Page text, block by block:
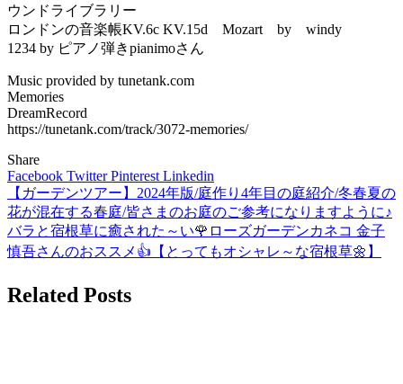
ウンドライブラリー
ロンドンの音楽帳KV.6c KV.15d Mozart by windy
1234 by ピアノ弾きpianimoさん
Music provided by tunetank.com
Memories
DreamRecord
https://tunetank.com/track/3072-memories/
Share
Facebook TwitterPinterest Linkedin
投
稿
ナ
ビ
【ガーデンツアー】2024年版/庭作り4年目の庭紹介/冬春夏の
花が混在する春庭/皆さまのお庭のご参考になりますように♪
バラと宿根草に癒された～い🌹ローズガーデンカネコ 金子
慎吾さんのおススメ👍【とってもオシャレ～な宿根草🌼】
Related Posts